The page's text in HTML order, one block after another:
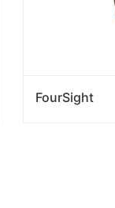
FourSight